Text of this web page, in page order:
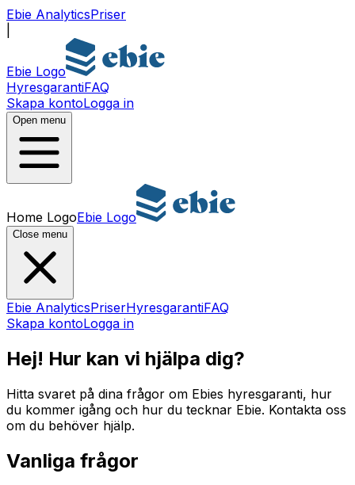
Ebie AnalyticsPriser
Ebie Logo
HyresgarantiFAQ
Skapa kontoLogga in
Open menu
Home LogoEbie Logo
Close menu
Ebie AnalyticsPriserHyresgarantiFAQ
Skapa kontoLogga in
Hej! Hur kan vi hjälpa dig?
Hitta svaret på dina frågor om Ebies hyresgaranti, hur
du kommer igång och hur du tecknar Ebie. Kontakta oss
om du behöver hjälp.
Vanliga frågor